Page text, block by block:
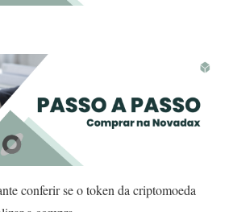
conferir se o token da criptomoeda